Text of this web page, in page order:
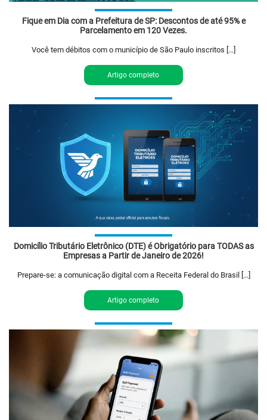
Fique em Dia com a Prefeitura de SP: Descontos de até 95% e
Parcelamento em 120 Vezes.
Você tem débitos com o município de São Paulo inscritos […]
Artigo completo
Domicílio Tributário Eletrônico (DTE) é Obrigatório para TODAS as
Empresas a Partir de Janeiro de 2026!
Prepare-se: a comunicação digital com a Receita Federal do Brasil […]
Artigo completo